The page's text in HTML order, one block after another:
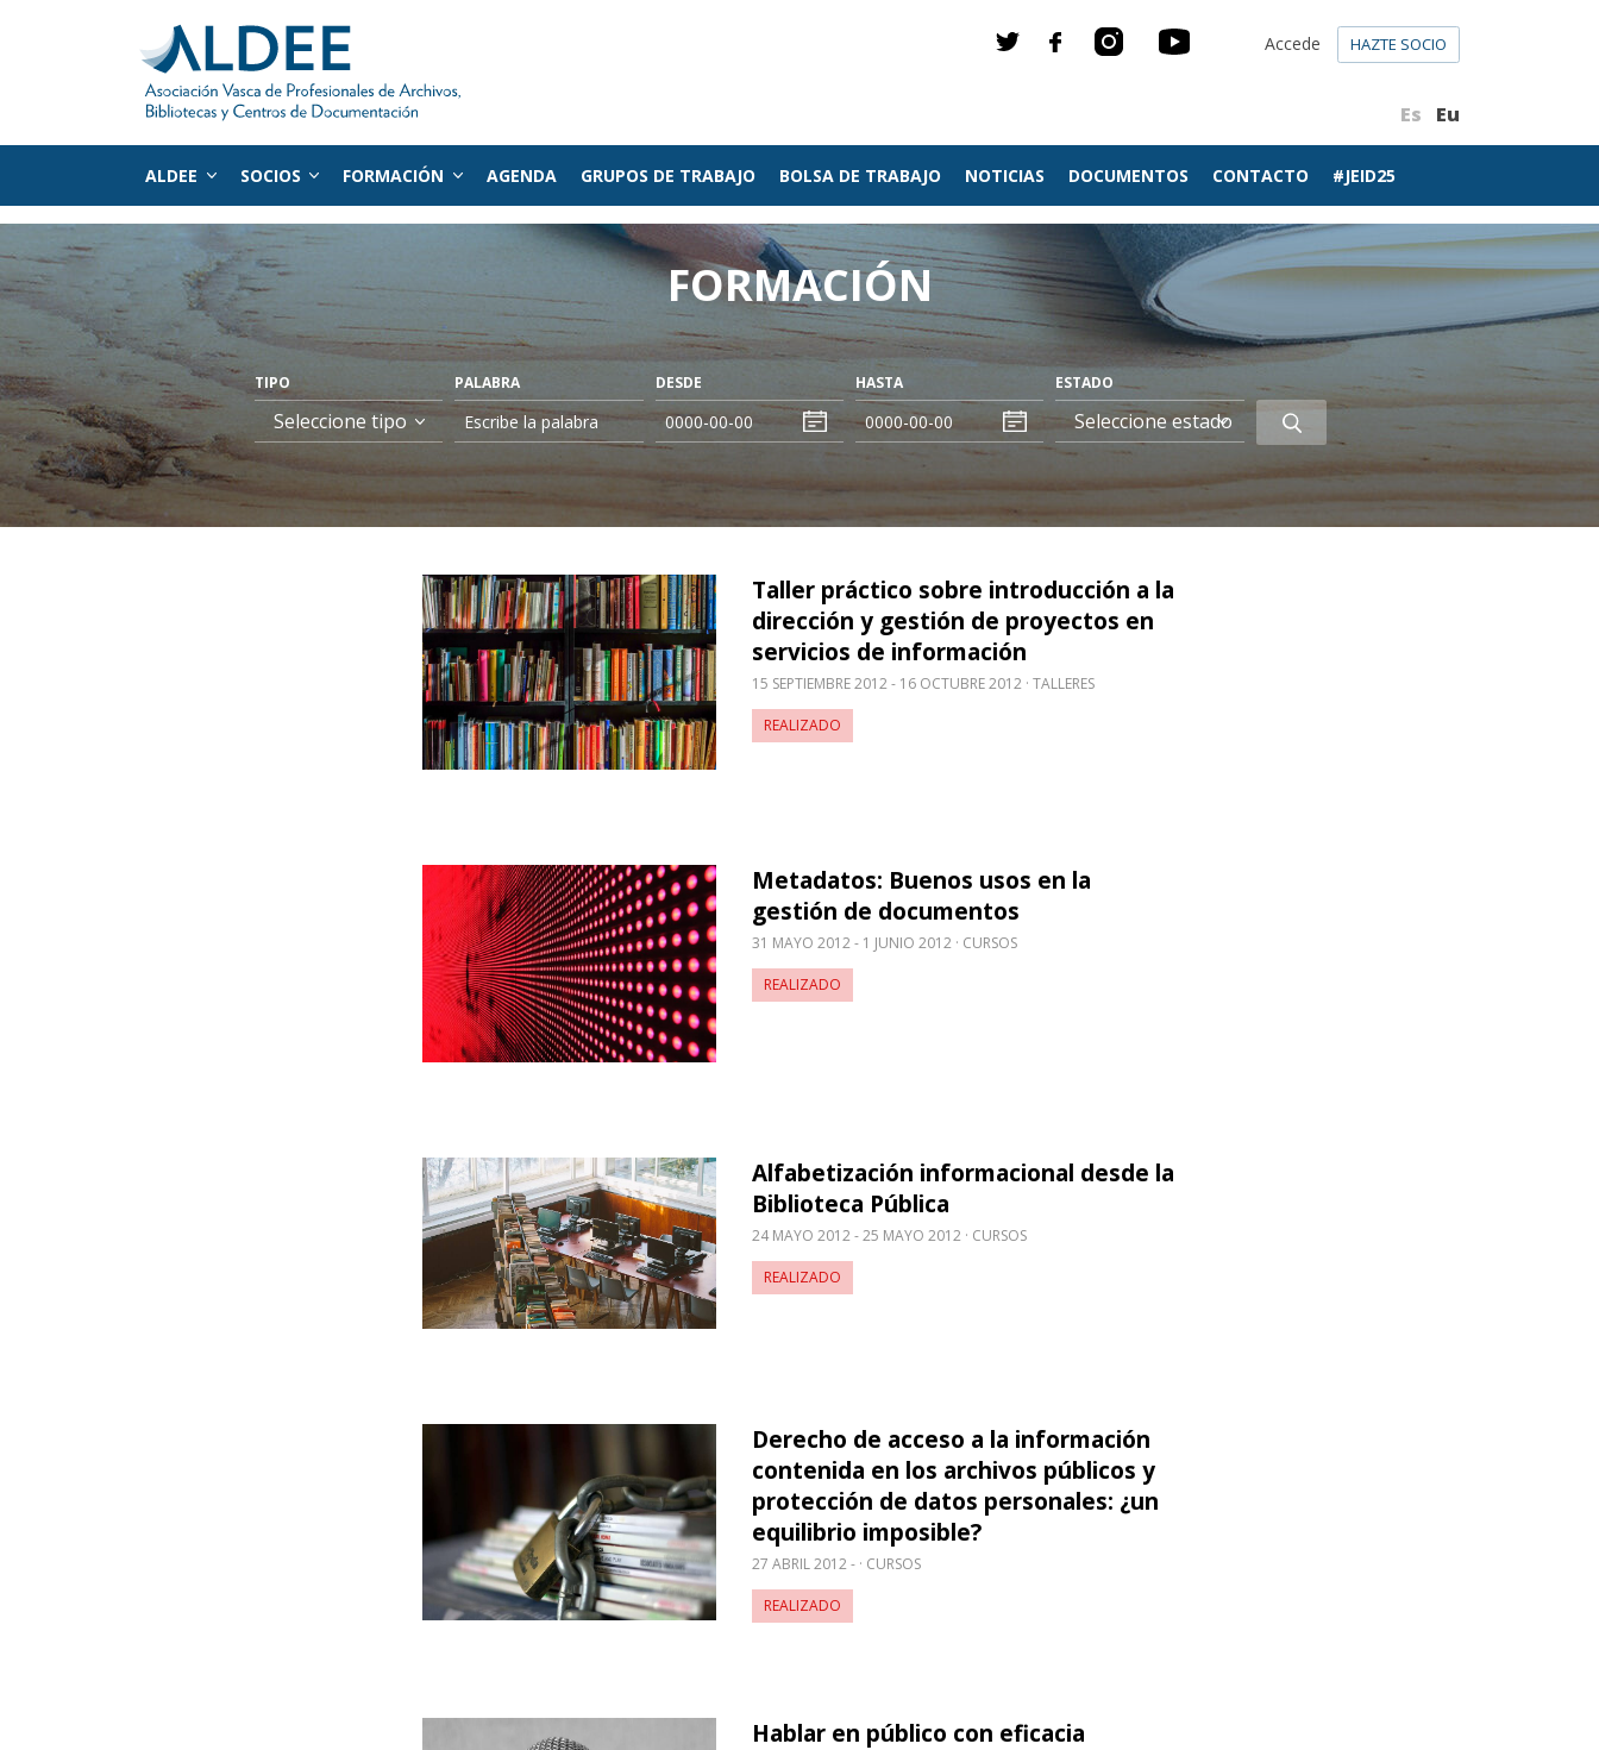
Ir directamente al contenido
Es Eu
Accede HAZTE SOCIO
ALDEE SOCIOS FORMACIÓN AGENDA GRUPOS DE TRABAJO BOLSA DE TRABAJO NOTICIAS DOCUMENTOS CONTACTO #JEID25
FORMACIÓN
TIPO PALABRA DESDE HASTA ESTADO
Buscar
Taller práctico sobre introducción a la
dirección y gestión de proyectos en
servicios de información
15 SEPTIEMBRE 2012 - 16 OCTUBRE 2012 TALLERES
REALIZADO
Leer m�s sobre Taller práctico sobre introducción a la dirección y gestión de proyectos en servicios de
Metadatos: Buenos usos en la
gestión de documentos
31 MAYO 2012 - 1 JUNIO 2012 CURSOS
REALIZADO
Leer m�s sobre Metadatos: Buenos usos en la gestión de documentos
Alfabetización informacional desde la
Biblioteca Pública
24 MAYO 2012 - 25 MAYO 2012 CURSOS
REALIZADO
Leer m�s sobre Alfabetización informacional desde la Biblioteca Pública
Derecho de acceso a la información
contenida en los archivos públicos y
protección de datos personales: ¿un
equilibrio imposible?
27 ABRIL 2012 - CURSOS
REALIZADO
Leer m�s sobre Derecho de acceso a la información contenida en los archivos públicos y protección de datos
Hablar en público con eficacia
Leer m�s sobre Hablar en público con eficacia